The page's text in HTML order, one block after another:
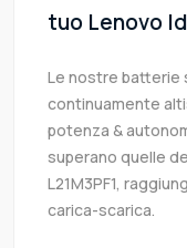
tuo Lenovo
Le nostre
continuamente
potenza &
superano quelle
L21M3PF1,
carica-scarica.